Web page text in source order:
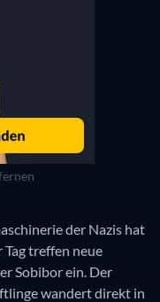
der Nazis hat
treffen neue
Sobibor ein. Der
wandert direkt in